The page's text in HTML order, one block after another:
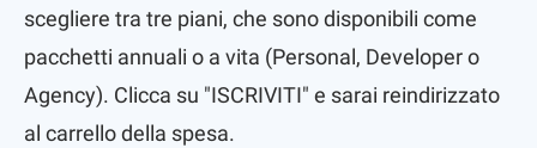
scegliere tra tre piani, che sono disponibili come
pacchetti annuali o a vita (Personal, Developer o
Agency). Clicca su "ISCRIVITI" e sarai reindirizzato
al carrello della spesa.